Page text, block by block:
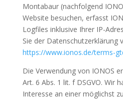
Montabaur (nachfolgend
Website besuchen, erfasst
Logfiles inklusive Ihrer IP-
Sie der Datenschutzerklärung
https://www.ionos.de/terms-
Die Verwendung von IONOS
Art. 6 Abs. 1 lit. f DSGVO. Wir
Interesse an einer möglichst